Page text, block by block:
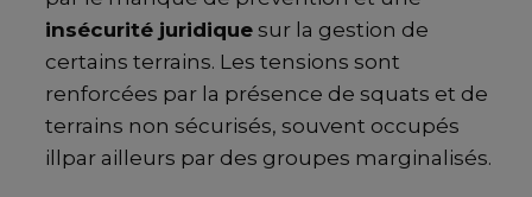
insécurité juridique sur la gestion de
certains terrains. Les tensions sont
renforcées par la présence de squats et de
terrains non sécurisés, souvent occupés
illpar ailleurs par des groupes marginalisés.